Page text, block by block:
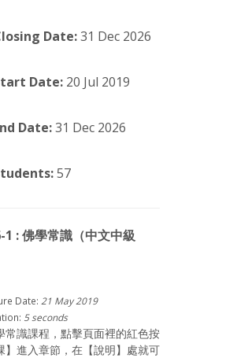
Date:31 Dec 2026
Date: 20 Jul 2019
Date:31 Dec 2026
57
1 : 佛學常識（中文中級
Date: 21 May 2019
5 seconds
常識課程，點擊頁面裡的紅色按
】進入章節，在【說明】處就可